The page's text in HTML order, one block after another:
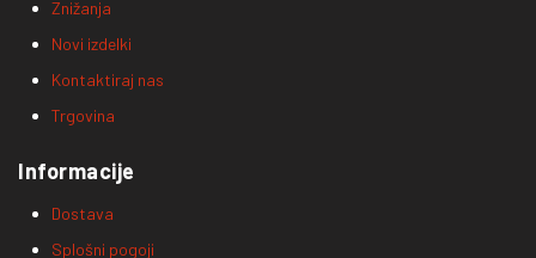
Znižanja
Novi izdelki
Kontaktiraj nas
Trgovina
Informacije
Dostava
Splošni pogoji